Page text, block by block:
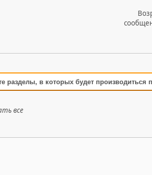
разделы, в которых будет производиться
все